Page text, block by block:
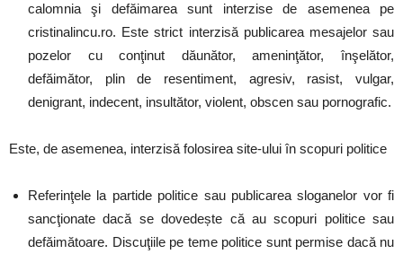
calomnia şi defăimarea sunt interzise de asemenea pe
cristinalincu.ro. Este strict interzisă publicarea mesajelor sau
pozelor cu conţinut dăunător, ameninţător, înşelător,
defăimător, plin de resentiment, agresiv, rasist, vulgar,
denigrant, indecent, insultător, violent, obscen sau pornografic.
Este, de asemenea, interzisă folosirea site-ului în scopuri politice
Referinţele la partide politice sau publicarea sloganelor vor fi
sancţionate dacă se dovedește că au scopuri politice sau
defăimătoare. Discuţiile pe teme politice sunt permise dacă nu